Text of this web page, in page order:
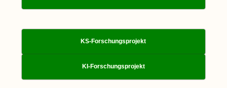
KS-Forschungsprojekt
KI-Forschungsprojekt